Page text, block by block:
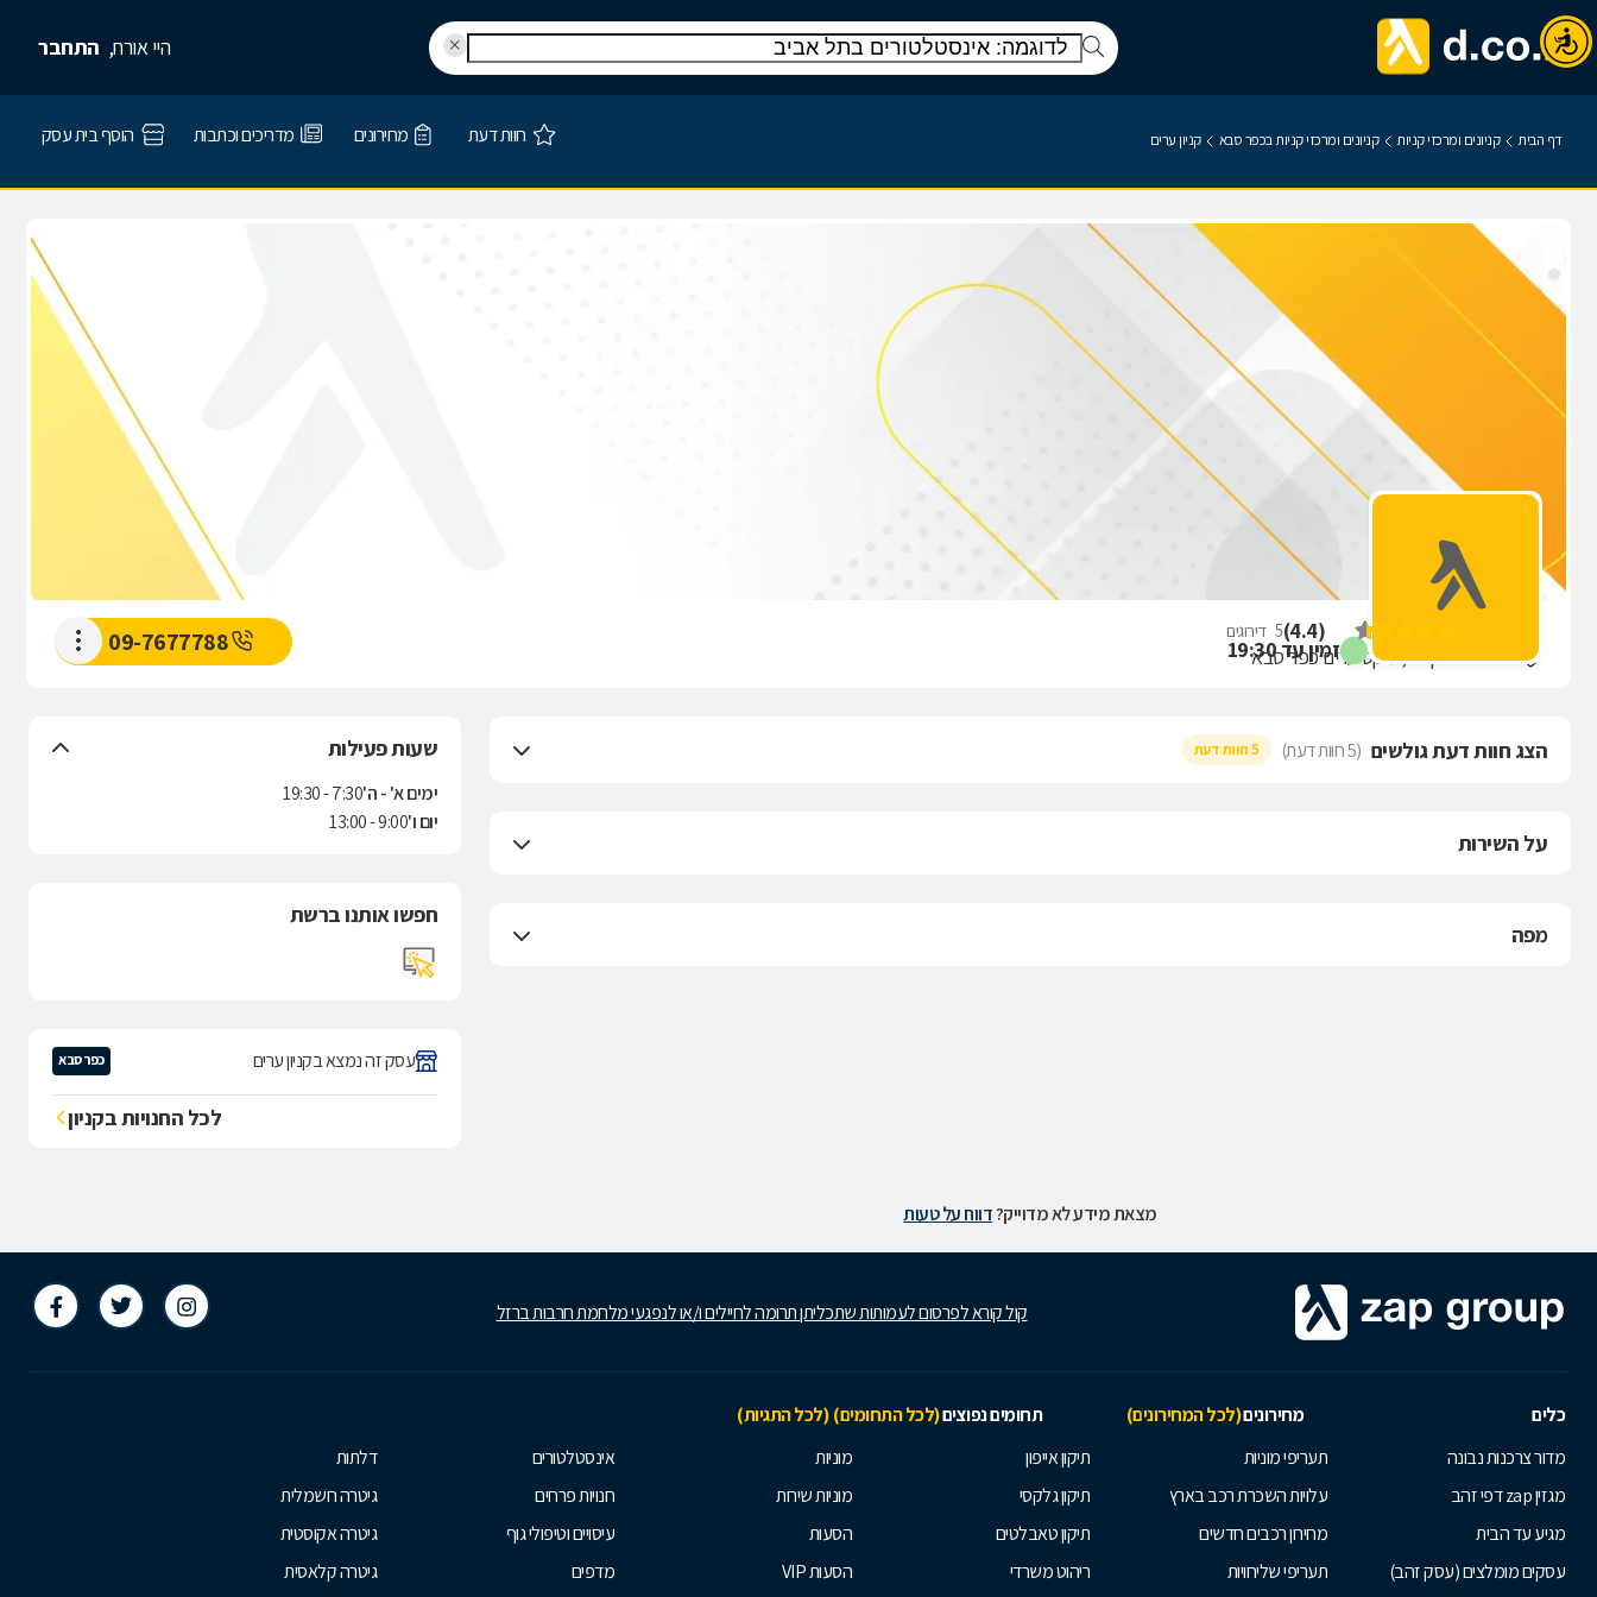
היי אורח, התחבר
דף הבית קניונים ומרכזי קניות קניונים ומרכזי קניות בכפר סבא קניון ערים חוות דעת מחירונים מדריכים וכתבות הוסף בית עסק
זמין עד 19:30
(
4.4
)
5 דירוגים
ברל כצנלסון 14, מקס ערים כפר סבא 09-7677788
הצג חוות דעת גולשים (5 חוות דעת) 5 חוות דעת
על השירות
מפה
שעות פעילות
ימים א' - ה'7:30 - 19:30
יום ו'9:00 - 13:00
חפשו אותנו ברשת
עסק זה נמצא בקניון ערים כפר סבא
לכל החנויות בקניון
מצאת מידע לא מדוייק?דווח על טעות
קול קורא לפרסום לעמותות שתכליתן תרומה לחיילים ו/או לנפגעי מלחמת חרבות ברזל
כלים מחירונים(לכל המחירונים) תחומים נפוצים(לכל התחומים) (לכל התגיות)
מדור צרכנות נבונה
מגזין zap דפי זהב
מגיע עד הבית
עסקים מומלצים (עסק זהב)
תעריפי מוניות
עלויות השכרת רכב בארץ
מחירון רכבים חדשים
תעריפי שליחויות
תיקון אייפון
תיקון גלקסי
תיקון טאבלטים
ריהוט משרדי
מוניות
מוניות שירות
הסעות
הסעות VIP
אינסטלטורים
חנויות פרחים
עיסויים וטיפולי גוף
מדפים
דלתות
גיטרה חשמלית
גיטרה אקוסטית
גיטרה קלאסית